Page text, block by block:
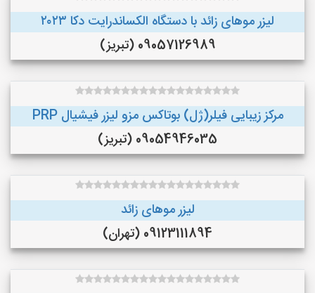
لیزر موهای زائد با دستگاه الکساندرایت دکا ۲۰۲۳
09057126989 (تبریز)
مرکز زیبایی فیلر(ژل) بوتاکس مزو لیزر فیشیال PRP
09054946035 (تبریز)
لیزر موهای زائد
09123111894 (تهران)